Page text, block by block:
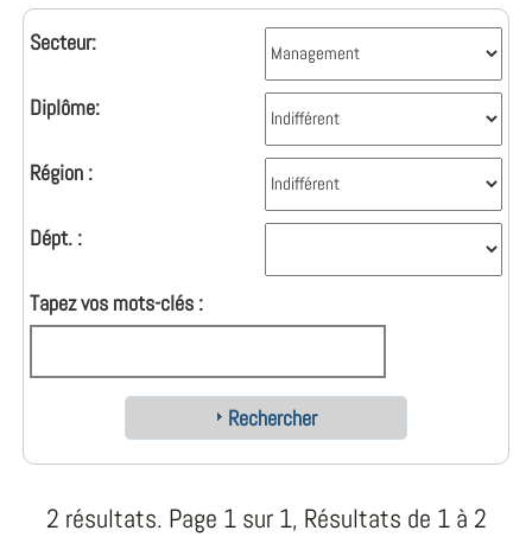
Secteur:
Diplôme:
Région :
Dépt. :
Tapez vos mots-clés :
Rechercher
2 résultats. Page 1 sur 1, Résultats de 1 à 2